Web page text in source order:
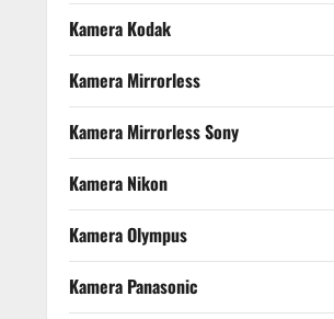
Kamera Kodak
Kamera Mirrorless
Kamera Mirrorless Sony
Kamera Nikon
Kamera Olympus
Kamera Panasonic